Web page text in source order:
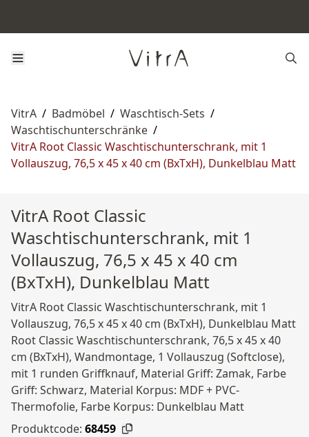
VitrA / Badmöbel / Waschtisch-Sets /
Waschtischunterschränke /
VitrA Root Classic Waschtischunterschrank, mit 1
Vollauszug, 76,5 x 45 x 40 cm (BxTxH), Dunkelblau Matt
VitrA Root Classic
Waschtischunterschrank, mit 1
Vollauszug, 76,5 x 45 x 40 cm
(BxTxH), Dunkelblau Matt
VitrA Root Classic Waschtischunterschrank, mit 1
Vollauszug, 76,5 x 45 x 40 cm (BxTxH), Dunkelblau Matt
Root Classic Waschtischunterschrank, 76,5 x 45 x 40
cm (BxTxH), Wandmontage, 1 Vollauszug (Softclose),
mit 1 runden Griffknauf, Material Griff: Zamak, Farbe
Griff: Schwarz, Material Korpus: MDF + PVC-
Thermofolie, Farbe Korpus: Dunkelblau Matt
Produktcode: 68459